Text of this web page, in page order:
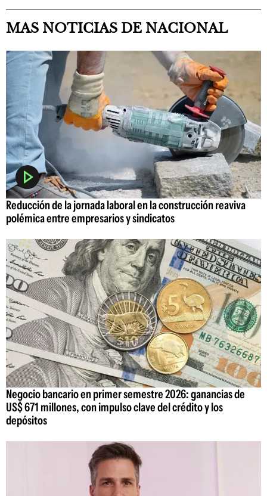
MAS NOTICIAS DE NACIONAL
Reducción de la jornada laboral en la construcción reaviva
polémica entre empresarios y sindicatos
Negocio bancario en primer semestre 2026: ganancias de
US$ 671 millones, con impulso clave del crédito y los
depósitos